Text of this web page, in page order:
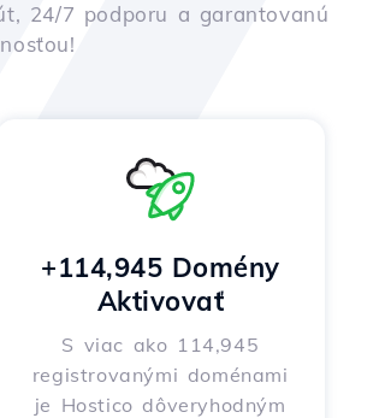
24/7 podporu a garantovanú
+114,945 Domény
Aktivovať
S viac ako 114,945
registrovanými doménami
je Hostico dôveryhodným